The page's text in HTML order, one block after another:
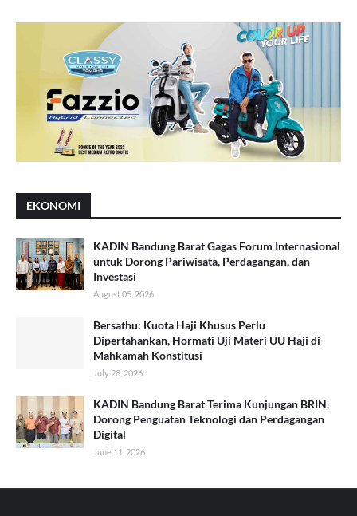
EKONOMI
KADIN Bandung Barat Gagas Forum Internasional
untuk Dorong Pariwisata, Perdagangan, dan
Investasi
August 05, 2026
Bersathu: Kuota Haji Khusus Perlu
Dipertahankan, Hormati Uji Materi UU Haji di
Mahkamah Konstitusi
July 28, 2026
KADIN Bandung Barat Terima Kunjungan BRIN,
Dorong Penguatan Teknologi dan Perdagangan
Digital
June 11, 2026